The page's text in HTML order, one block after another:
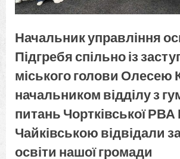
Начальник управління
Підгребя спільно із
міського голови Олесею
начальником відділу з
питань Чортківської
Чайківською відвідали
освіти нашої громади